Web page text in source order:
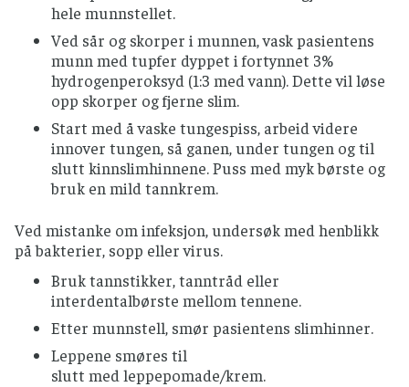
hele munnstellet.
Ved sår og skorper i munnen, vask pasientens
munn med tupfer dyppet i fortynnet 3%
hydrogenperoksyd (1:3 med vann). Dette vil løse
opp skorper og fjerne slim.
Start med å vaske tungespiss, arbeid videre
innover tungen, så ganen, under tungen og til
slutt kinnslimhinnene. Puss med myk børste og
bruk en mild tannkrem.
Ved mistanke om infeksjon, undersøk med henblikk
på bakterier, sopp eller virus.
Bruk tannstikker, tanntråd eller
interdentalbørste mellom tennene.
Etter munnstell, smør pasientens slimhinner.
Leppene smøres til
slutt med leppepomade/krem.